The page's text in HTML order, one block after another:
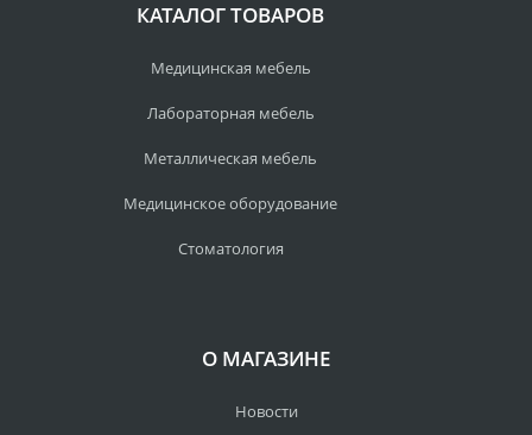
КАТАЛОГ ТОВАРОВ
Медицинская мебель
Лабораторная мебель
Металлическая мебель
Медицинское оборудование
Стоматология
О МАГАЗИНЕ
Новости